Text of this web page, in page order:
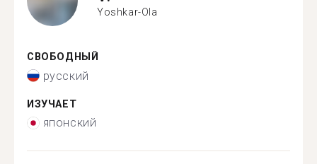
Yoshkar-Ola
СВОБОДНЫЙ
русский
ИЗУЧАЕТ
японский